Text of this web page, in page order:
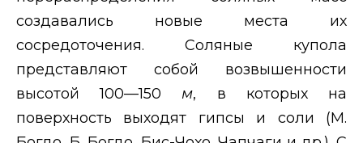
создавались новые места их
сосредоточения. Соляные купола
представляют собой возвышенности
высотой 100—150 м, в которых на
поверхность выходят гипсы и соли (М.